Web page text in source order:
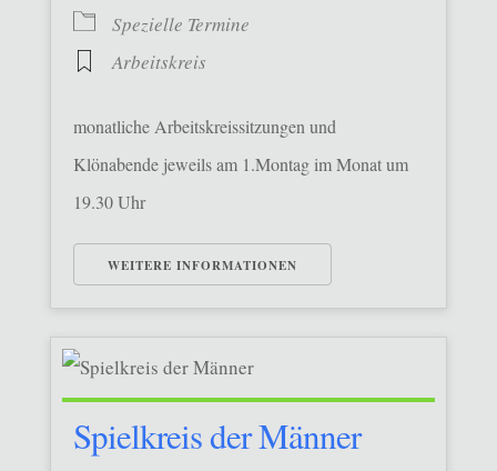
Spezielle Termine
Arbeitskreis
monatliche Arbeitskreissitzungen und
Klönabende jeweils am 1.Montag im Monat um
19.30 Uhr
WEITERE INFORMATIONEN
Spielkreis der Männer